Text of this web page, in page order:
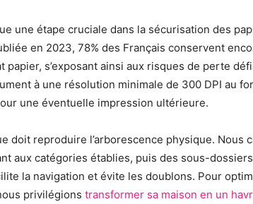
une étape cruciale dans la sécurisation des
en 2023, 78% des Français conservent
papier, s’exposant ainsi aux risques de perte
à une résolution minimale de 300 DPI au
une éventuelle impression ultérieure.
doit reproduire l’arborescence physique. Nous
aux catégories établies, puis des sous-
la navigation et évite les doublons. Pour
privilégions transformer sa maison en un